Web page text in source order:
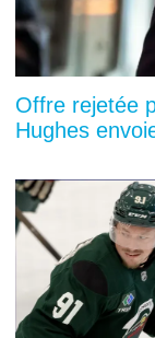
Offre rejetée
Hughes